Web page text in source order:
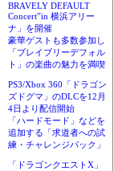
BRAVELY DEFAULT
Concert”in 横浜アリー
ナ」を開催
豪華ゲストも多数参加し
「ブレイブリーデフォル
ト」の楽曲の魅力を満喫
PS3/Xbox 360「ドラゴン
ズドグマ」のDLCを12月
4日より配信開始
「ハードモード」などを
追加する「求道者への試
練・チャレンジパック」
「ドラゴンクエストX」